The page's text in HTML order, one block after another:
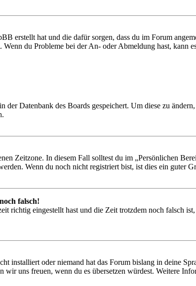
erstellt hat und die dafür sorgen, dass du im Forum
du Probleme bei der An- oder Abmeldung hast, kann
der Datenbank des Boards gespeichert. Um diese zu
Zeitzone. In diesem Fall solltest du im „Persönlichen
Wenn du noch nicht registriert bist, ist dies ein guter
falsch!
richtig eingestellt hast und die Zeit trotzdem noch falsch
installiert oder niemand hat das Forum bislang in deine
uns freuen, wenn du es übersetzen würdest. Weitere